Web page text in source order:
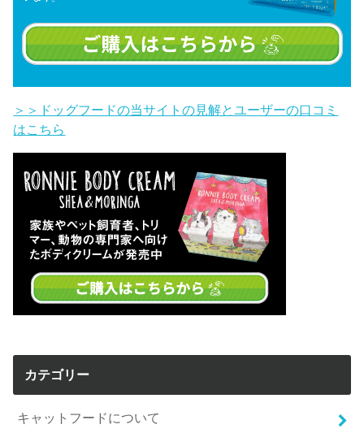
＞＞ドッグフードの当サイトの見解とユーザーの口コミ
はこちら
カテゴリー
キャットフードについて